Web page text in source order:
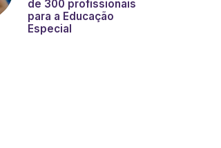
de 300 profissionais
para a Educação
Especial